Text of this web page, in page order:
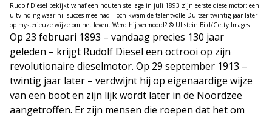
Rudolf Diesel bekijkt vanaf een houten stellage in juli 1893 zijn eerste dieselmotor: een
uitvinding waar hij succes mee had. Toch kwam de talentvolle Duitser twintig jaar later
op mysterieuze wijze om het leven. Werd hij vermoord? © Ullstein Bild/Getty Images
Op 23 februari 1893 – vandaag precies 130 jaar
geleden – krijgt Rudolf Diesel een octrooi op zijn
revolutionaire dieselmotor. Op 29 september 1913 –
twintig jaar later – verdwijnt hij op eigenaardige wijze
van een boot en zijn lijk wordt later in de Noordzee
aangetroffen. Er zijn mensen die roepen dat het om